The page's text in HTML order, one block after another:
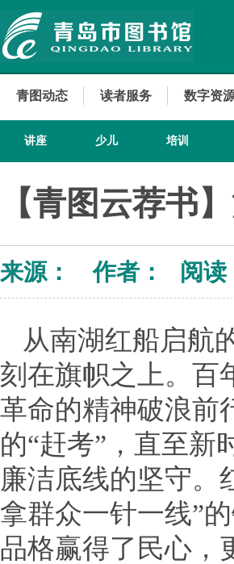
青图动态 读者服务 数字资
讲座 少儿 培训
【青图云荐书
来源： 作者： 阅读
从南湖红船启航
刻在旗帜之上。百
革命的精神破浪
的“赶考”，直至新
廉洁底线的坚守。
拿群众一针一线”
品格赢得了民心，